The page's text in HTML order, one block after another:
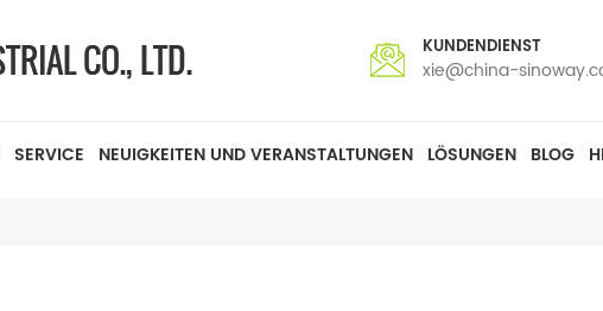
KUNDENDIENST
xie@china-
SERVICE NEUIGKEITEN UND VERANSTALTUNGEN LÖSUNGEN BLOG